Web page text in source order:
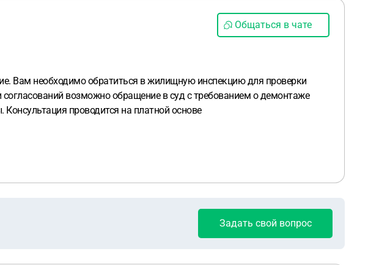
Общаться в чате
Вам необходимо обратиться в жилищную инспекцию для проверки
возможно обращение в суд с требованием о демонтаже
проводится на платной основе
Задать свой вопрос